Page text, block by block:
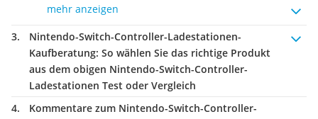
mehr anzeigen
Nintendo-Switch-Controller-Ladestationen-
Kaufberatung: So wählen Sie das richtige Produkt
aus dem obigen Nintendo-Switch-Controller-
Ladestationen Test oder Vergleich
Kommentare zum Nintendo-Switch-Controller-